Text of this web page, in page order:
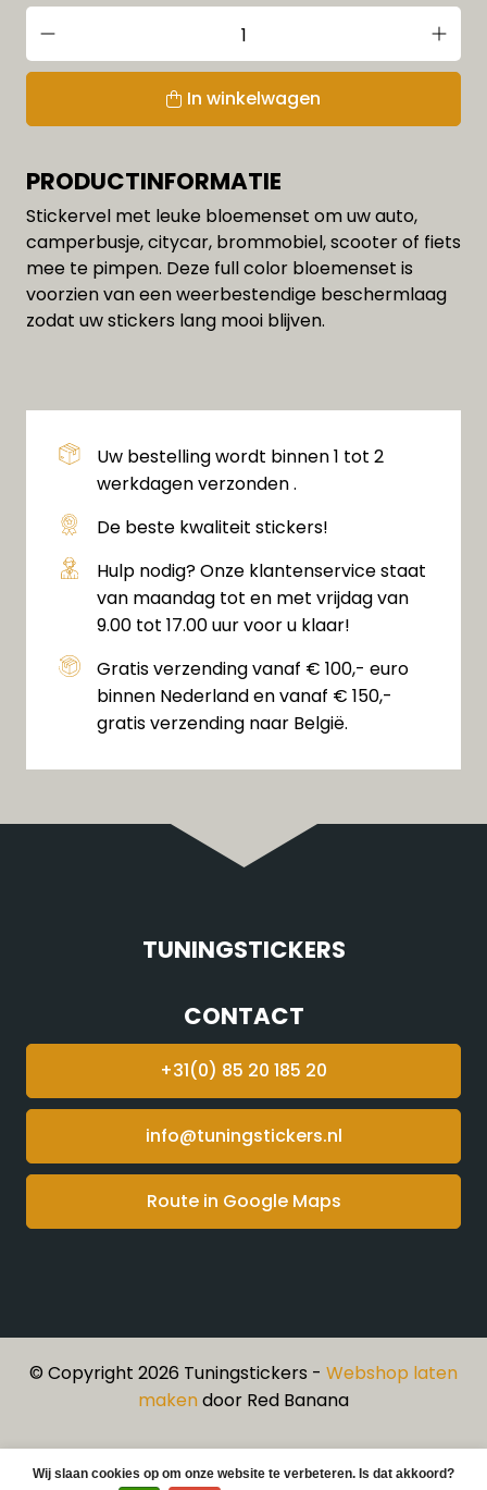
In winkelwagen
PRODUCTINFORMATIE
Stickervel met leuke bloemenset om uw auto,
camperbusje, citycar, brommobiel, scooter of fiets
mee te pimpen. Deze full color bloemenset is
voorzien van een weerbestendige beschermlaag
zodat uw stickers lang mooi blijven.
Uw bestelling wordt binnen 1 tot 2
werkdagen verzonden .
De beste kwaliteit stickers!
Hulp nodig? Onze klantenservice staat
van maandag tot en met vrijdag van
9.00 tot 17.00 uur voor u klaar!
Gratis verzending vanaf € 100,- euro
binnen Nederland en vanaf € 150,-
gratis verzending naar België.
TUNINGSTICKERS
CONTACT
+31(0) 85 20 185 20
info@tuningstickers.nl
Route in Google Maps
© Copyright 2026 Tuningstickers - Webshop laten
makendoor Red Banana
Wij slaan cookies op om onze website te verbeteren. Is dat akkoord?